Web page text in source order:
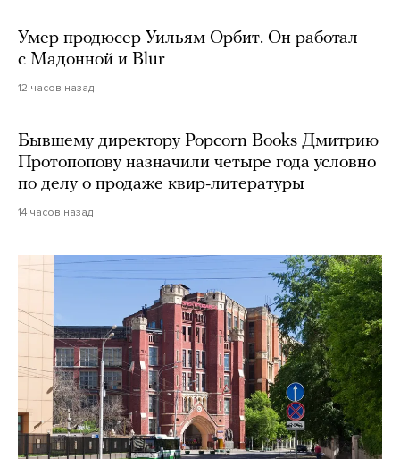
Умер продюсер Уильям Орбит. Он работал
с Мадонной и Blur
12 часов назад
Бывшему директору Popcorn Books Дмитрию
Протопопову назначили четыре года условно
по делу о продаже квир-литературы
14 часов назад